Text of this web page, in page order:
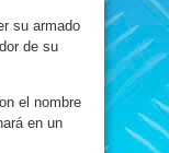
su armado
de su
el nombre
en un